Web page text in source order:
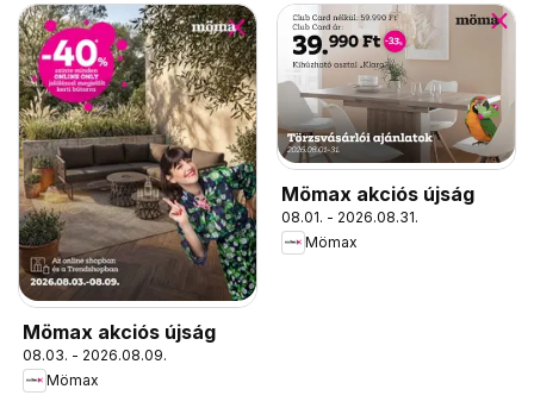
Mömax akciós újság
08.03. - 2026.08.09.
Mömax
Mömax akciós újság
08.01. - 2026.08.31.
Mömax